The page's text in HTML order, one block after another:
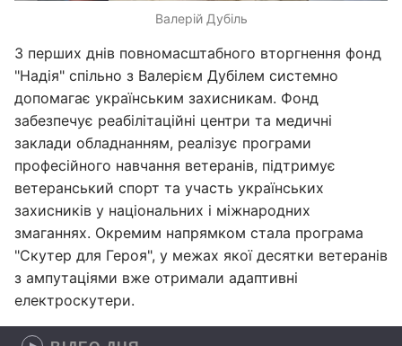
Валерій Дубіль
З перших днів повномасштабного вторгнення фонд
"Надія" спільно з Валерієм Дубілем системно
допомагає українським захисникам. Фонд
забезпечує реабілітаційні центри та медичні
заклади обладнанням, реалізує програми
професійного навчання ветеранів, підтримує
ветеранський спорт та участь українських
захисників у національних і міжнародних
змаганнях. Окремим напрямком стала програма
"Скутер для Героя", у межах якої десятки ветеранів
з ампутаціями вже отримали адаптивні
електроскутери.